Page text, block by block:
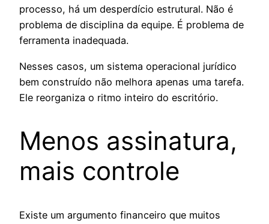
processo, há um desperdício estrutural. Não é
problema de disciplina da equipe. É problema de
ferramenta inadequada.
Nesses casos, um sistema operacional jurídico
bem construído não melhora apenas uma tarefa.
Ele reorganiza o ritmo inteiro do escritório.
Menos assinatura,
mais controle
Existe um argumento financeiro que muitos